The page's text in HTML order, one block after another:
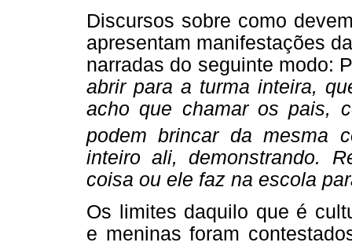
Discursos sobre como
apresentam manifestações
narradas do seguinte modo:
abrir para a turma inteira,
acho que chamar os pais,
podem brincar da mesma
inteiro ali, demonstrando.
coisa ou ele faz na escola
Os limites daquilo que é
e meninas foram